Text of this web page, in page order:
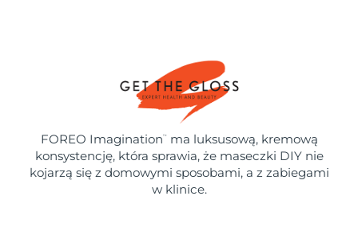
FOREO Imagination ™
ma luksusową, kremową
konsystencję, która sprawia, że maseczki DIY nie
kojarzą się z domowymi sposobami, a z zabiegami
w klinice.